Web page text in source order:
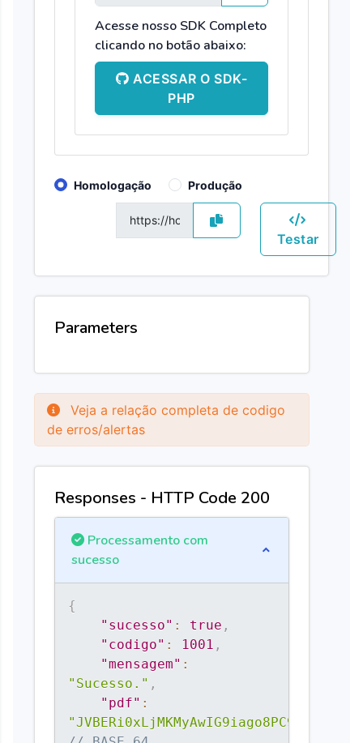
Acesse nosso SDK Completo
clicando no botão abaixo:
ACESSAR O SDK-
PHP
Homologação Produção
Testar
Parameters
Veja a relação completa de codigo
de erros/alertas
Responses - HTTP Code 200
Processamento com
sucesso
{
"sucesso" : true ,
"codigo" : 1001 ,
"mensagem" :
"Sucesso." ,
"pdf" :